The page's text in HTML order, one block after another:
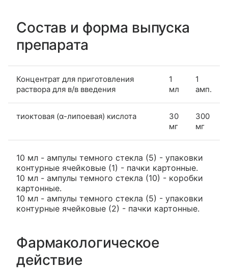
Состав и форма выпуска
препарата
Концентрат для приготовления
раствора для в/в введения
1
мл
1
амп.
тиоктовая (α-липоевая) кислота
30
мг
300
мг
10 мл - ампулы темного стекла (5) - упаковки
контурные ячейковые (1) - пачки картонные.
10 мл - ампулы темного стекла (10) - коробки
картонные.
10 мл - ампулы темного стекла (5) - упаковки
контурные ячейковые (2) - пачки картонные.
Фармакологическое
действие